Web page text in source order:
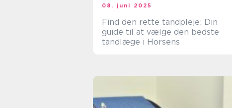
08. juni 2025
Find den rette tandpleje: Din
guide til at vælge den bedste
tandlæge i Horsens